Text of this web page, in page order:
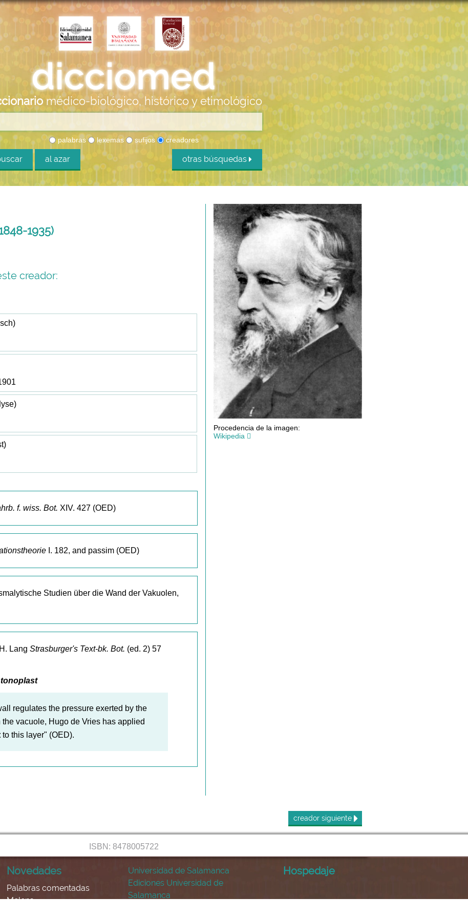
médico-biológico, histórico y etimológico
palabras lexemas sufijos creadores
al azar otras búsquedas
1935)
creador:
f. wiss. Bot. XIV. 427 (OED)
I. 182, and passim (OED)
Studien über die Wand der Vakuolen,
Lang Strasburger's Text-bk. Bot. (ed. 2) 57
tonoplast
regulates the pressure exerted by the
vacuole, Hugo de Vries has applied
to this layer" (OED).
Procedencia de la imagen:
Wikipedia
creador siguiente
ISBN: 8478005722
Novedades
Palabras comentadas
Melena
Universidad de Salamanca
Ediciones Universidad de
Salamanca
Hospedaje